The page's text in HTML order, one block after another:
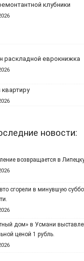
клубники
раскладной еврокнижка
новости:
возвращается в
сгорели в минувшую
дом» в Усмани
ценой 1 рубль.